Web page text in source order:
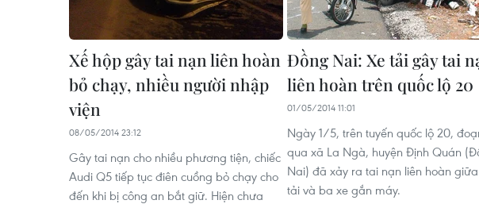
Xế hộp gây tai nạn liên hoàn
bỏ chạy, nhiều người nhập
viện
08/05/2014 23:12
Gây tai nạn cho nhiều phương tiện, chiếc
Audi Q5 tiếp tục điên cuồng bỏ chạy cho
đến khi bị công an bắt giữ. Hiện chưa
Đồng Nai: Xe tải gây tai
liên hoàn trên quốc lộ 20
01/05/2014 11:01
Ngày 1/5, trên tuyến quốc lộ 20,
qua xã La Ngà, huyện Định Quán
Nai) đã xảy ra tai nạn liên hoàn
tải và ba xe gắn máy.